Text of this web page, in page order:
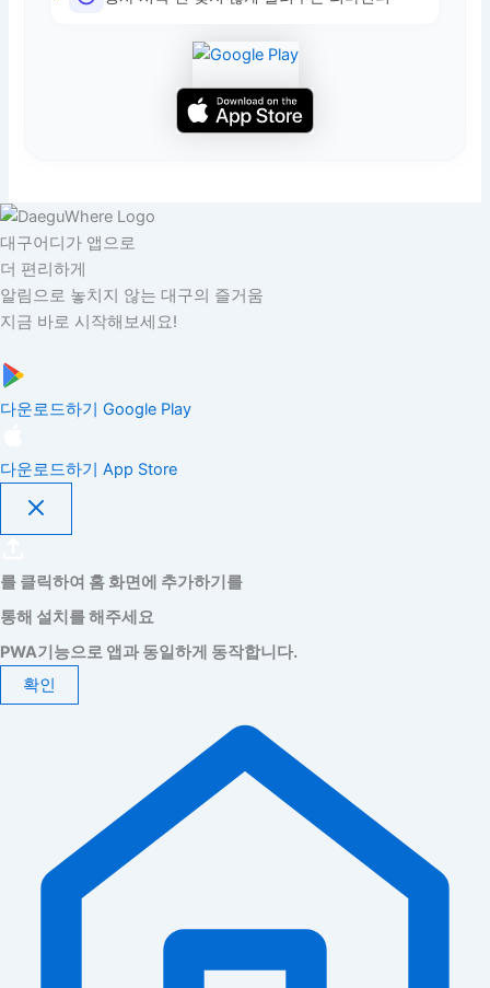
대구어디가 앱으로
더 편리하게
알림으로 놓치지 않는 대구의 즐거움
지금 바로 시작해보세요!
다운로드하기 Google Play
다운로드하기 App Store
를 클릭하여 홈 화면에 추가하기를
통해 설치를 해주세요
PWA기능으로 앱과 동일하게 동작합니다.
확인